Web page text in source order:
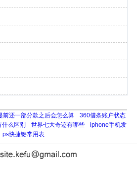
前还一部分款之后会怎么算
360借条账户状态
么区别 世界七大奇迹有哪些
iphone手机发
ps快捷键常用表